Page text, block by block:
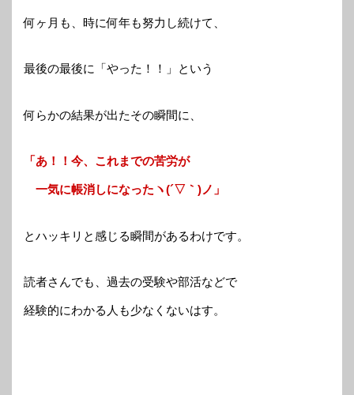
何ヶ月も、時に何年も努力し続けて、
最後の最後に「やった！！」という
何らかの結果が出たその瞬間に、
「あ！！今、これまでの苦労が
一気に帳消しになったヽ(´▽｀)ノ」
とハッキリと感じる瞬間があるわけです。
読者さんでも、過去の受験や部活などで
経験的にわかる人も少なくないはす。